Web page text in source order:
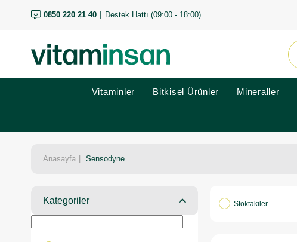
0850 220 21 40 Destek Hattı (09:00 - 18:00)
Vitaminler Bitkisel Ürünler Mineraller
Anasayfa Sensodyne
Kategoriler Stoktakiler